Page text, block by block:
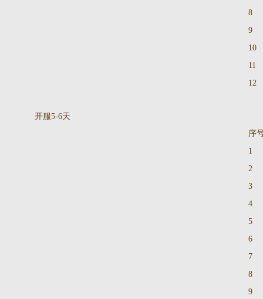
8
9
10
11
12
开服5-6天
序
1
2
3
4
5
6
7
8
9